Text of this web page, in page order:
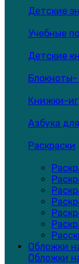
Детские
Учебные
Детские
Блокноты-
Книжки-
Азбука
Раскраски
Обложки
Обложки